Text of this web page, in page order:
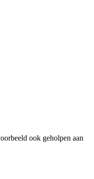
ook geholpen aan